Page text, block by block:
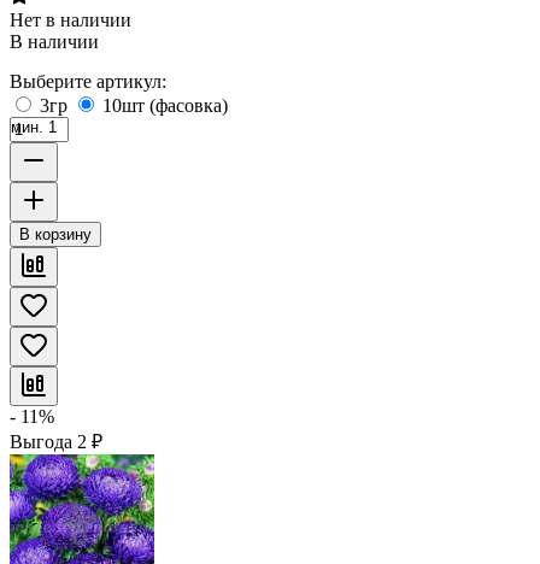
Нет в наличии
В наличии
Выберите артикул:
3гр
10шт (фасовка)
мин. 1
В корзину
- 11%
Выгода 2 ₽